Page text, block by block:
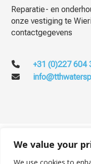
We value your
Reparatie- en
onze vestiging te
contactgegevens
+31 (0)227 604
reserved 2026 - Privacy &